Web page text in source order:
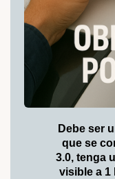
Debe ser
que se
3.0, tenga
visible a 1